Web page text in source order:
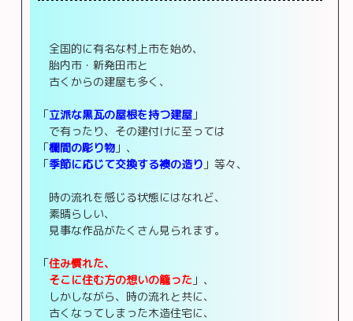
全国的に有名な村上市を始め、
胎内市・新発田市と
古くからの建屋も多く、
「立派な黒瓦の屋根を持つ建屋」
で有ったり、その建付けに至っては
「欄間の彫り物」、
「季節に応じて交換する襖の造り 」等々、
時の流れを感じる状態にはなれど、
素晴らしい、
見事な作品がたくさん見られます。
「住み慣れた、
そこに住む方の想いの籠った 」、
しかしながら、時の流れと共に、
古くなってしまった木造住宅に、